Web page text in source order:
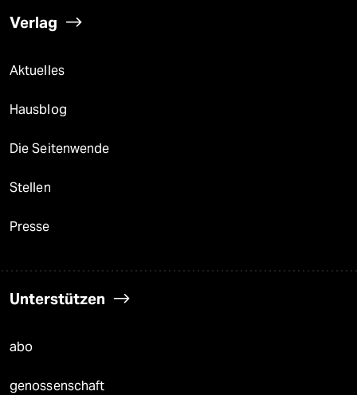
Verlag
Aktuelles
Hausblog
Die Seitenwende
Stellen
Presse
Unterstützen
abo
genossenschaft